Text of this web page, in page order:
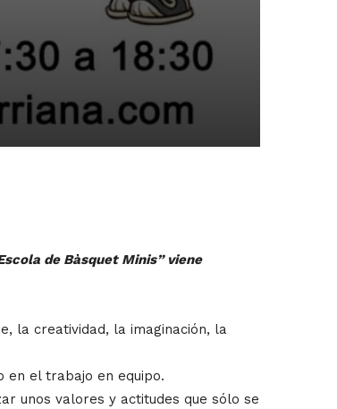
de Bàsquet Minis” viene
la creatividad, la imaginación, la
en el trabajo en equipo.
unos valores y actitudes que sólo se